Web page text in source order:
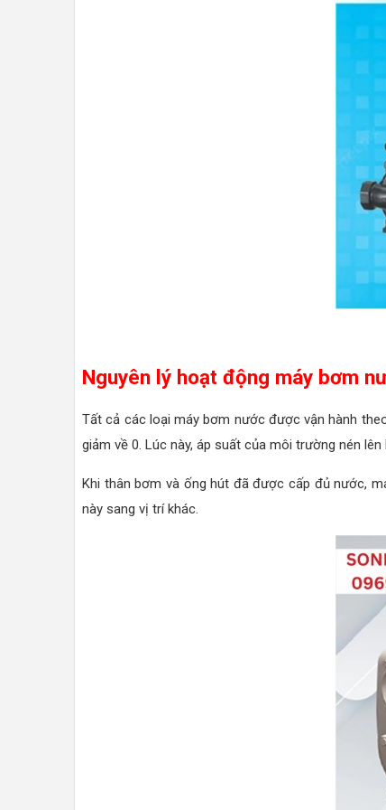
Nguyên lý hoạt động máy bơm
Tất cả các loại máy bơm nước được vận hành
giảm về 0. Lúc này, áp suất của môi trường nén
Khi thân bơm và ống hút đã được cấp đủ nước,
này sang vị trí khác.